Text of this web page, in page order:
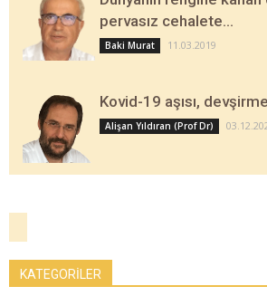
pervasız cehalete…
Baki Murat 11.03.2019
Kovid-19 aşısı,
Alişan Yıldıran (Prof Dr)
KATEGORİLER